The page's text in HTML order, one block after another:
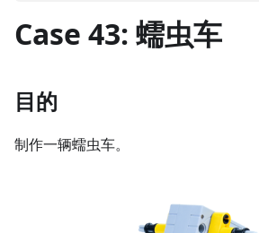
Case 43: 蠕虫车
目的
制作一辆蠕虫车。